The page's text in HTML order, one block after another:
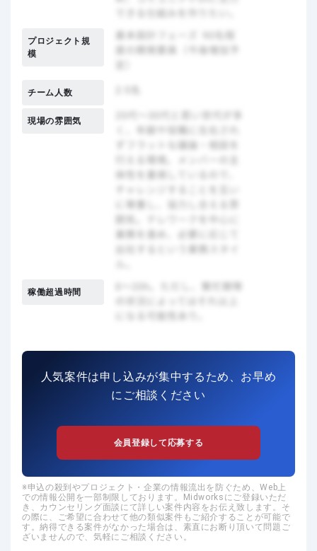
プロジェクト規
模
チーム人数
現場の雰囲気
稼働超過時間
人気案件は申し込みが集中するため、お早め
にご相談ください
会員登録して応募する
申込の殺到やプロジェクト・企業の情報流出を防ぐため、Web上
での情報公開を一部制限しております。Midworksにご登録いただ
き、カウンセリング面談にて詳しい案件内容をお伝え致します。そ
の際に、ご希望に合わせて他の類似案件もご紹介することが可能で
す。納得できる案件がなかった場合は、素直にお断り頂いて問題ご
ざいませんので、気軽にご相談ください。